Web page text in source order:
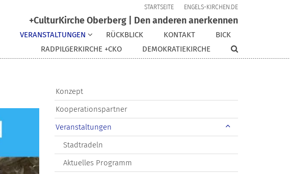
STARTSEITE ENGELS-KIRCHEN.DE
+CulturKirche Oberberg | Den anderen anerkennen
VERANSTALTUNGEN RÜCKBLICK KONTAKT
BICK
RADPILGERKIRCHE +CKO
DEMOKRATIEKIRCHE
Konzept
Kooperationspartner
Veranstaltungen
Stadtradeln
Aktuelles Programm